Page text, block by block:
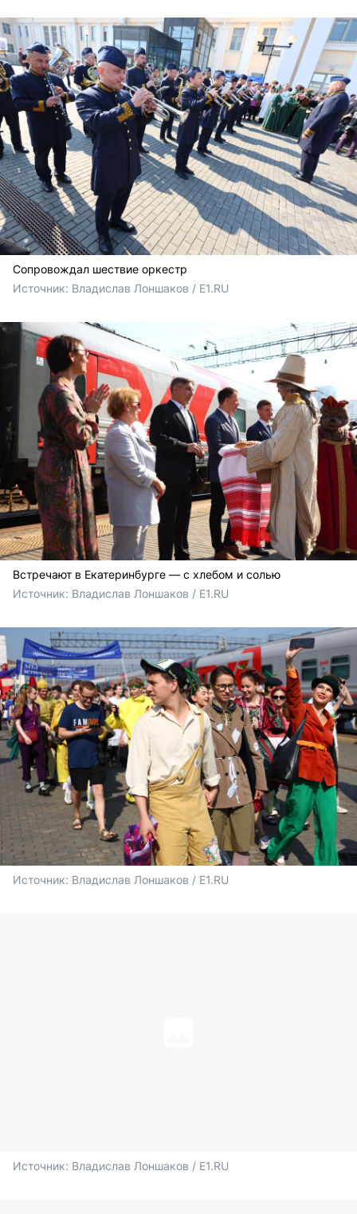
Сопровождал шествие оркестр
Источник: Владислав Лоншаков / E1.RU
Встречают в Екатеринбурге — с хлебом и солью
Источник: Владислав Лоншаков / E1.RU
Источник: Владислав Лоншаков / E1.RU
Источник: Владислав Лоншаков / E1.RU